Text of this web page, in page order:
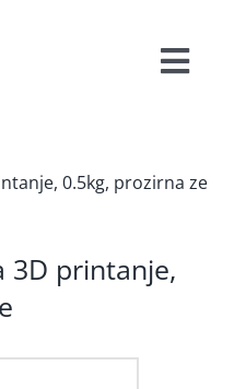
3D printanje,